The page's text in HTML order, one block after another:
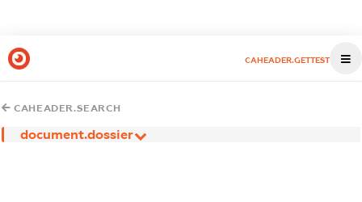
CAHEADER.GETTEST
CAHEADER.SEARCH
document.dossier